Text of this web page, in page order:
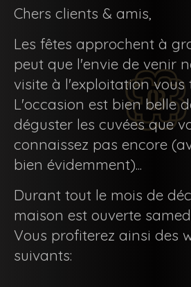
Chers clients & amis,
Les fêtes approchent à
peut que l'envie de venir
visite à l'exploitation vous
L'occasion est bien belle
déguster les cuvées que
connaissez pas encore
bien évidemment)...
Durant tout le mois de
maison est ouverte
Vous profiterez ainsi des
suivants: